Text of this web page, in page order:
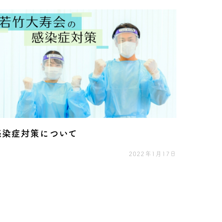
染症対策について
2022年1月17日